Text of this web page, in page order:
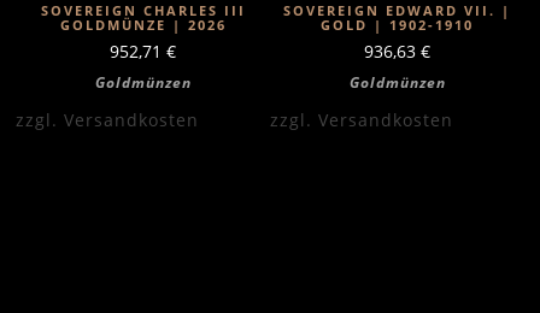
SOVEREIGN CHARLES III
GOLDMÜNZE | 2026
952,71 €
Goldmünzen
zzgl. Versandkosten
SOVEREIGN EDWARD VII. |
GOLD | 1902-1910
936,63 €
Goldmünzen
zzgl. Versandkosten